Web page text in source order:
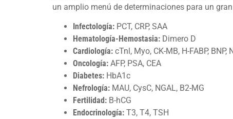
un amplio menú de determinaciones para un
Infectología: PCT, CRP, SAA
Hematología-Hemostasia: Dimero D
Cardiología: cTnl, Myo, CK-MB, H-FABP, BNP,
Oncología: AFP, PSA, CEA
Diabetes: HbA1c
Nefrología: MAU, CysC, NGAL, B2-MG
Fertilidad: B-hCG
Endocrinología: T3, T4, TSH